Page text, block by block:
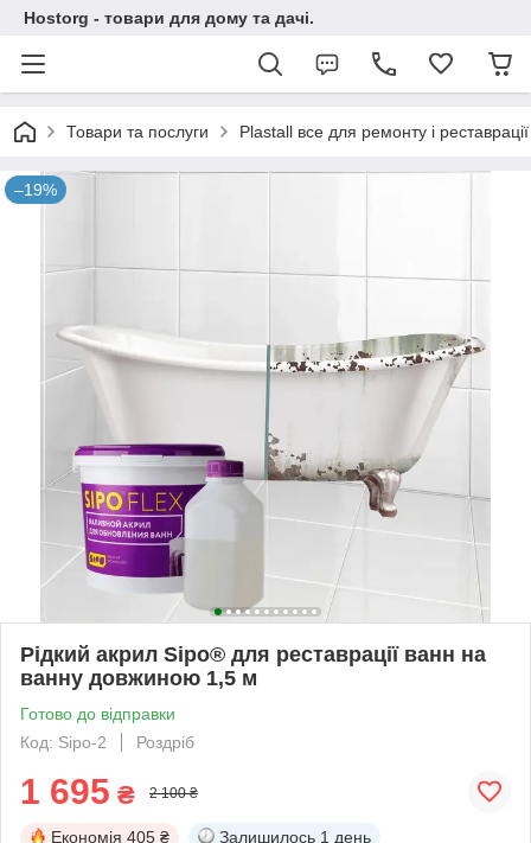
Hostorg - товари для дому та дачі.
Товари та послуги Plastall все для ремонту і
–19%
Рідкий акрил Sipo® для реставрації ванн на
ванну довжиною 1,5 м
Готово до відправки
Код: Sipo-2
Роздріб
1 695 ₴ 2 100 ₴
Економія 405 ₴ Залишилось 1 день